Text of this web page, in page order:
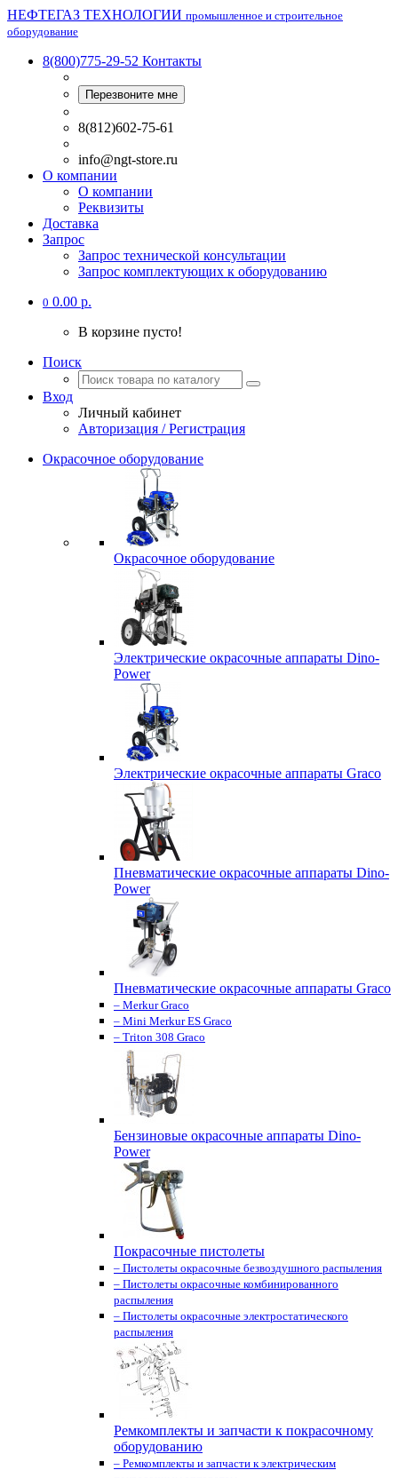
НЕФТЕГАЗ ТЕХНОЛОГИИ промышленное и строительное
оборудование
8(800)775-29-52 Контакты
Перезвоните мне
8(812)602-75-61
info@ngt-store.ru
О компании
О компании
Реквизиты
Доставка
Запрос
Запрос технической консультации
Запрос комплектующих к оборудованию
0 0.00 р.
В корзине пусто!
Поиск
Вход
Личный кабинет
Авторизация / Регистрация
Окрасочное оборудование
Окрасочное оборудование
Электрические окрасочные аппараты Dino-
Power
Электрические окрасочные аппараты Graco
Пневматические окрасочные аппараты Dino-
Power
Пневматические окрасочные аппараты Graco
– Merkur Graco
– Mini Merkur ES Graco
– Triton 308 Graco
Бензиновые окрасочные аппараты Dino-
Power
Покрасочные пистолеты
– Пистолеты окрасочные безвоздушного распыления
– Пистолеты окрасочные комбинированного
распыления
– Пистолеты окрасочные электростатического
распыления
Ремкомплекты и запчасти к покрасочному
оборудованию
– Ремкомплекты и запчасти к электрическим